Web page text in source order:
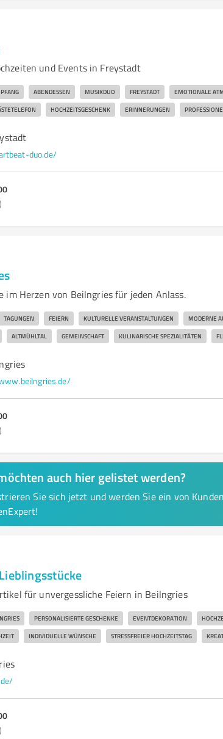
und Events in Freystadt
ABENDESSEN MUSIKDUO FREYSTADT EMOTIONALE
HOCHZEITSGESCHENK ERINNERUNGEN
duo.de/
Herzen von Beilngries für jeden Anlass.
TAGUNGEN FEIERN KULTURELLE VERANSTALTUNGEN MODERNE
ALTMÜHLTAL GEMEINSCHAFT KULINARISCHE SPEZIALITÄTEN
auch hier gelistet werden?
Sie sich jetzt und werden Sie ein von
für unvergessliche Feiern in Beilngries
PERSONALISIERTE GESCHENKE EVENTDEKORATION
INDIVIDUELLE WÜNSCHE STRESSFREIER HOCHZEITSTAG